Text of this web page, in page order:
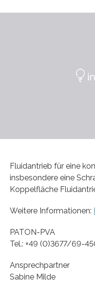
Fluidantrieb für eine
insbesondere eine
Koppelfläche
Weitere Informationen:
PATON-PVA
Tel.: +49 (0)3677/69-
Ansprechpartner
Sabine Milde